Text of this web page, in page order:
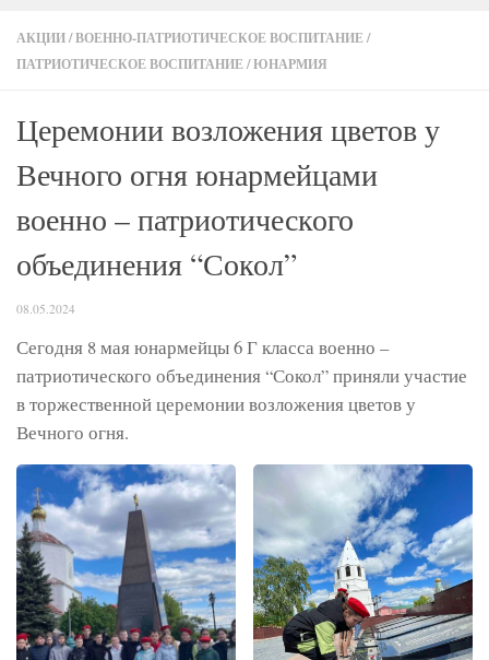
АКЦИИ/ВОЕННО-ПАТРИОТИЧЕСКОЕ ВОСПИТАНИЕ/
ПАТРИОТИЧЕСКОЕ ВОСПИТАНИЕ/ЮНАРМИЯ
Церемонии возложения цветов у
Вечного огня юнармейцами
военно – патриотического
объединения “Сокол”
08.05.2024
Сегодня 8 мая юнармейцы 6 Г класса военно –
патриотического объединения “Сокол” приняли участие
в торжественной церемонии возложения цветов у
Вечного огня.